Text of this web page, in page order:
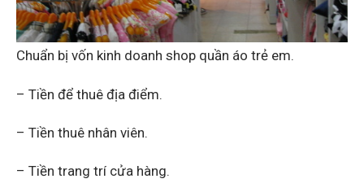
Chuẩn bị vốn kinh doanh shop quần áo trẻ em.
– Tiền để thuê địa điểm.
– Tiền thuê nhân viên.
– Tiền trang trí cửa hàng.